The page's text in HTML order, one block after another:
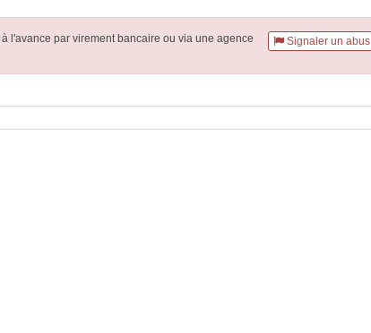
Signaler un abus
à l'avance par virement bancaire ou via une agence